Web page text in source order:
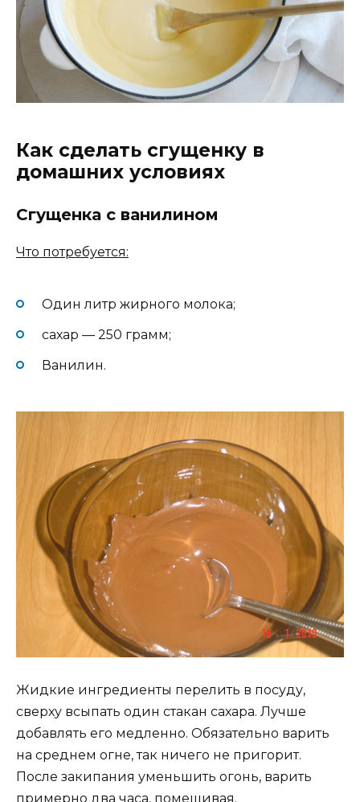
Как сделать сгущенку в
домашних условиях
Сгущенка с ванилином
Что потребуется:
Один литр жирного молока;
сахар — 250 грамм;
Ванилин.
Жидкие ингредиенты перелить в посуду,
сверху всыпать один стакан сахара. Лучше
добавлять его медленно. Обязательно варить
на среднем огне, так ничего не пригорит.
После закипания уменьшить огонь, варить
примерно два часа, помешивая.